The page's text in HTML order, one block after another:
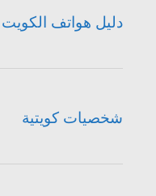
دليل هواتف الكويت
شخصيات كويتية